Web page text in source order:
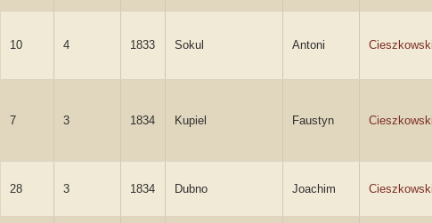
10 4 1833 Sokul Antoni Cieszkowski
7 3 1834 Kupiel Faustyn Cieszkowski
28 3 1834 Dubno Joachim Cieszkowski